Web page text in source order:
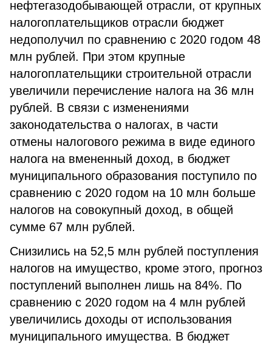
нефтегазодобывающей отрасли, от крупных
налогоплательщиков отрасли бюджет
недополучил по сравнению с 2020 годом 48
млн рублей. При этом крупные
налогоплательщики строительной отрасли
увеличили перечисление налога на 36 млн
рублей. В связи с изменениями
законодательства о налогах, в части
отмены налогового режима в виде единого
налога на вмененный доход, в бюджет
муниципального образования поступило по
сравнению с 2020 годом на 10 млн больше
налогов на совокупный доход, в общей
сумме 67 млн рублей.
Снизились на 52,5 млн рублей поступления
налогов на имущество, кроме этого, прогноз
поступлений выполнен лишь на 84%. По
сравнению с 2020 годом на 4 млн рублей
увеличились доходы от использования
муниципального имущества. В бюджет